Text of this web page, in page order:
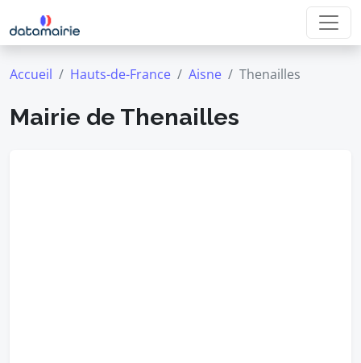
Accueil Hauts-de-France Aisne Thenailles
Mairie de Thenailles